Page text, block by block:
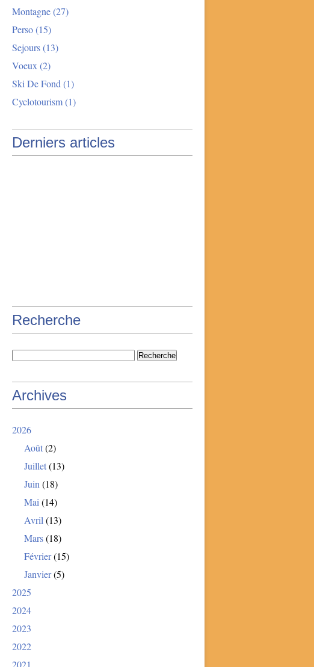
Montagne(27)
Perso(15)
Sejours(13)
Voeux (2)
Ski De Fond (1)
Cyclotourism(1)
Derniers articles
Recherche
Archives
2026
Août(2)
Juillet(13)
Juin (18)
Mai (14)
Avril (13)
Mars(18)
Février(15)
Janvier(5)
2025
2024
2023
2022
2021